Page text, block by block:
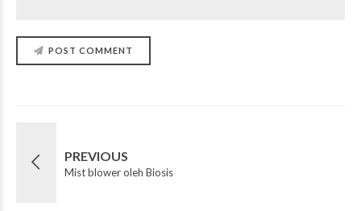
POST COMMENT
PREVIOUS
Mist blower oleh Biosis